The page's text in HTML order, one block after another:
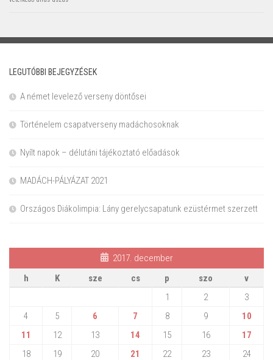
LEGUTÓBBI BEJEGYZÉSEK
A német levelező verseny döntősei
Történelem csapatverseny madáchosoknak
Nyílt napok – délutáni tájékoztató előadások
MADÁCH-PÁLYÁZAT 2021
Országos Diákolimpia: Lány gerelycsapatunk ezüstérmet szerzett
2017. december
h
K sze cs p szo
v
1
2
3
4
5 6 7 8 9
10
11
12 13 14 15 16
17
18
19 20 21 22 23 24